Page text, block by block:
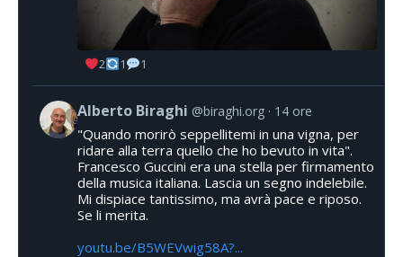
2 1 1
Alberto Biraghi @biraghi.org 14 ore
"Quando morirò seppellitemi in una vigna, per
ridare alla terra quello che ho bevuto in vita".
Francesco Guccini era una stella per firmamento
della musica italiana. Lascia un segno indelebile.
Mi dispiace tantissimo, ma avrà pace e riposo.
Se li merita.
youtu.be/B5WEVwig58A?...